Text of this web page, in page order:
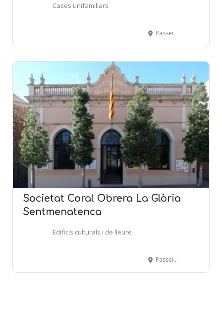
Cases unifamiliars
Passeig Anselm Clavé, 80-82 - SENTMENAT
Societat Coral Obrera La Glòria
Sentmenatenca
Edificis culturals i de lleure
Passeig de Anselm Clavé, 46 - SENTMENAT